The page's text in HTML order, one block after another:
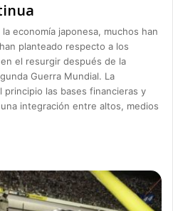
economía japonesa, muchos han
planteado respecto a los
el resurgir después de la
Guerra Mundial. La
las bases financieras y
integración entre altos, medios